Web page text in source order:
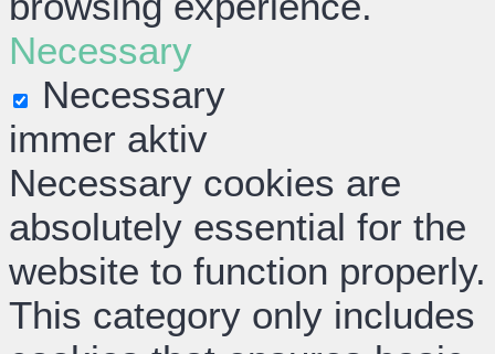
Necessary
Necessary
immer aktiv
Necessary cookies are
absolutely essential for the
website to function properly.
This category only includes